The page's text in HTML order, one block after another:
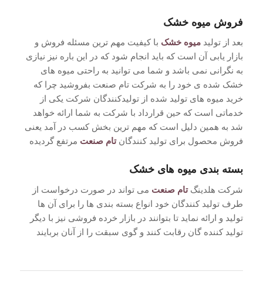
فروش میوه خشک
بعد از تولید میوه خشک با کیفیت مهم ترین مسئله فروش و
بازار یابی آن است که باید انجام شود که در این باره نیز نیازی
به نگرانی نمی باشد و شما می توانید به راحتی میوه های
خشک شده ی خود را به شرکت تام صنعت بفروشید چرا که
خرید میوه های تولید شده از تولیدکنندگان شرکت یکی از
خدماتی است که حین قرارداد با شرکت به شما ارائه خواهد
شد به همین دلیل است که مهم ترین بخش کسب در آمد یعنی
فروش محصول برای تولید کنندگانتام صنعت مرتفع گردیده
بسته بندی میوه های خشک
شرکت هلدینگ تام صنعت می تواند در صورت درخواست از
طرف تولید کنندگان خود انواع بسته بندی ها را برای آن ها
تولید و ارائه نماید تا بتوانند در بازار خرده فروشی نیز با دیگر
تولید کننده گان رقابت کنند و گوی سبقت را از آنان بربایند